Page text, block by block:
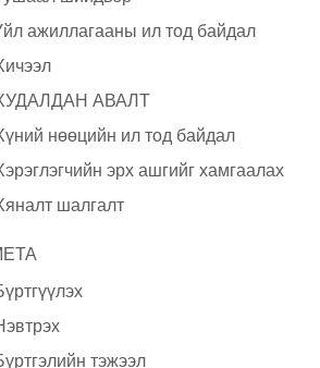
ажиллагааны ил тод байдал
АВАЛТ
нөөцийн ил тод байдал
эрх ашгийг хамгаалах
шалгалт
тэжээл